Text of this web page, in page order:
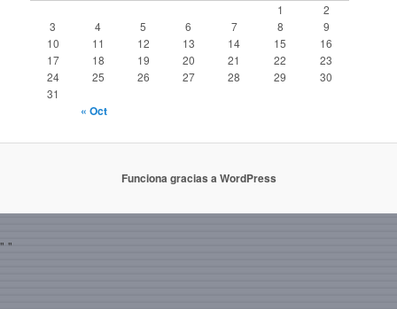
1
2
3
4 5 6 7 8
9
10
11 12 13 14 15
16
17
18 19 20 21 22
23
24
25 26 27 28 29
30
31
« Oct
Funciona gracias a WordPress
" "